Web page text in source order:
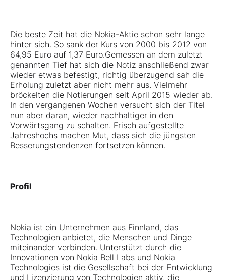
Die beste Zeit hat die Nokia-Aktie schon sehr lange
hinter sich. So sank der Kurs von 2000 bis 2012 von
64,95 Euro auf 1,37 Euro.Gemessen an dem zuletzt
genannten Tief hat sich die Notiz anschließend zwar
wieder etwas befestigt, richtig überzugend sah die
Erholung zuletzt aber nicht mehr aus. Vielmehr
bröckelten die Notierungen seit April 2015 wieder ab.
In den vergangenen Wochen versucht sich der Titel
nun aber daran, wieder nachhaltiger in den
Vorwärtsgang zu schalten. Frisch aufgestellte
Jahreshochs machen Mut, dass sich die jüngsten
Besserungstendenzen fortsetzen können.
Profil
Nokia ist ein Unternehmen aus Finnland, das
Technologien anbietet, die Menschen und Dinge
miteinander verbinden. Unterstützt durch die
Innovationen von Nokia Bell Labs und Nokia
Technologies ist die Gesellschaft bei der Entwicklung
und Lizenzierung von Technologien aktiv, die